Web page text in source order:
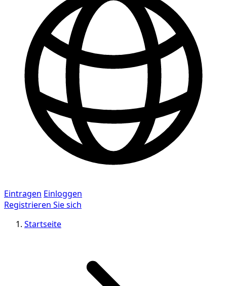
Eintragen Einloggen
Registrieren Sie sich
Startseite